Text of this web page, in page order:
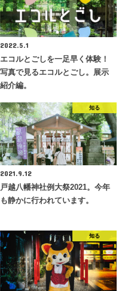
2022.5.1
エコルとごしを一足早く体験！
写真で見るエコルとごし。展示
紹介編。
知る
2021.9.12
戸越八幡神社例大祭2021。今年
も静かに行われています。
知る